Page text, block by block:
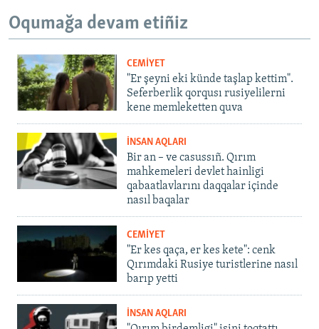
Oqumağa devam etiñiz
CEMİYET
"Er şeyni eki künde taşlap kettim".
Seferberlik qorqusı rusiyelilerni
kene memleketten quva
İNSAN AQLARI
Bir an – ve casussıñ. Qırım
mahkemeleri devlet hainligi
qabaatlavlarını daqqalar içinde
nasıl baqalar
CEMİYET
"Er kes qaça, er kes kete": cenk
Qırımdaki Rusiye turistlerine nasıl
barıp yetti
İNSAN AQLARI